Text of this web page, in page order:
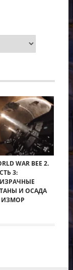
WAR BEE 2.
3:
И ОСАДА
ИЗМОР